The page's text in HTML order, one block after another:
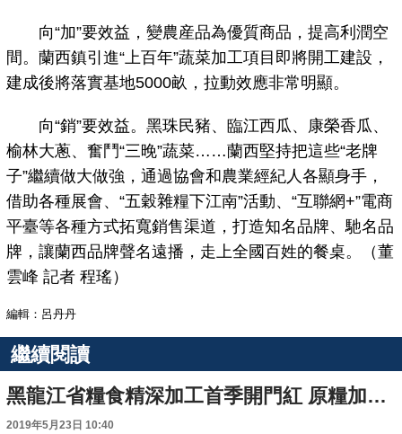
向“加”要效益，變農産品為優質商品，提高利潤空
間。蘭西鎮引進“上百年”蔬菜加工項目即將開工建設，
建成後將落實基地5000畝，拉動效應非常明顯。
向“銷”要效益。黑珠民豬、臨江西瓜、康榮香瓜、
榆林大蔥、奮鬥“三晚”蔬菜……蘭西堅持把這些“老牌
子”繼續做大做強，通過協會和農業經紀人各顯身手，
借助各種展會、“五穀雜糧下江南”活動、“互聯網+”電商
平臺等各種方式拓寬銷售渠道，打造知名品牌、馳名品
牌，讓蘭西品牌聲名遠播，走上全國百姓的餐桌。（董
雲峰 記者 程瑤）
編輯：呂丹丹
繼續閱讀
黑龍江省糧食精深加工首季開門紅 原糧加工達166.31億斤
2019年5月23日 10:40